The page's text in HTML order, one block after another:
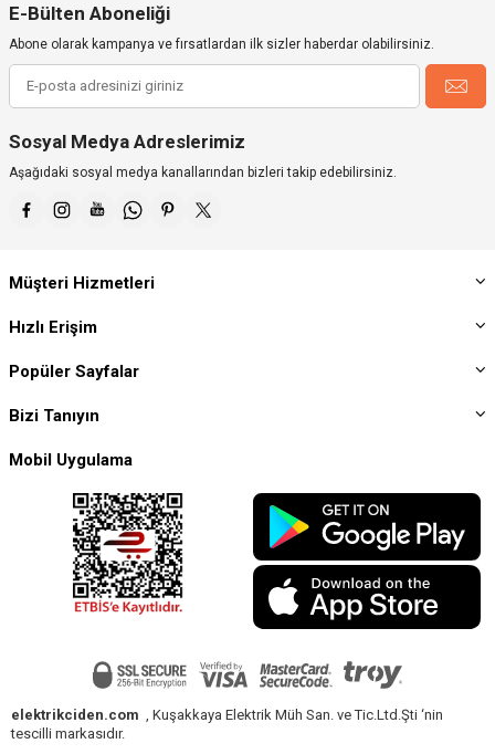
E-Bülten Aboneliği
Abone olarak kampanya ve fırsatlardan ilk sizler haberdar olabilirsiniz.
Sosyal Medya Adreslerimiz
Aşağıdaki sosyal medya kanallarından bizleri takip edebilirsiniz.
Müşteri Hizmetleri
Hızlı Erişim
Popüler Sayfalar
Bizi Tanıyın
Mobil Uygulama
elektrikciden.com , Kuşakkaya Elektrik Müh San. ve Tic.Ltd.Şti ‘nin
tescilli markasıdır.